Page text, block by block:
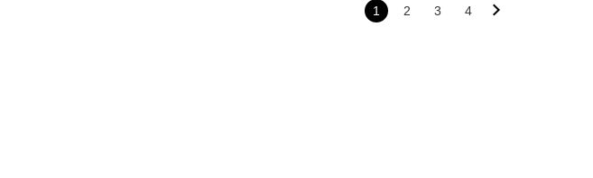
을 설명하겠습니다. 제목제목에는 # 로 시작해서 해쉬태그 또는 마크다운의 #..
1 2 3 4